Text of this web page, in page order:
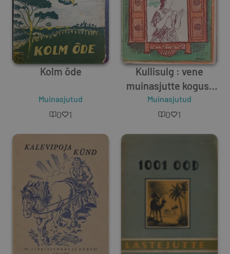
Kolm õde
Muinasjutud
0 1
Kullisulg : vene
muinasjutte kogust
"Tuulesõlmed"
Muinasjutud
0 1